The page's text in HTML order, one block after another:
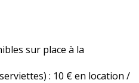
sur place à la
: 10 € en location /